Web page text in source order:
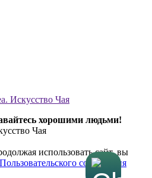
Искусство Чая
хорошими людьми!
Чая
использовать сайт, вы
Пользовательского соглашения